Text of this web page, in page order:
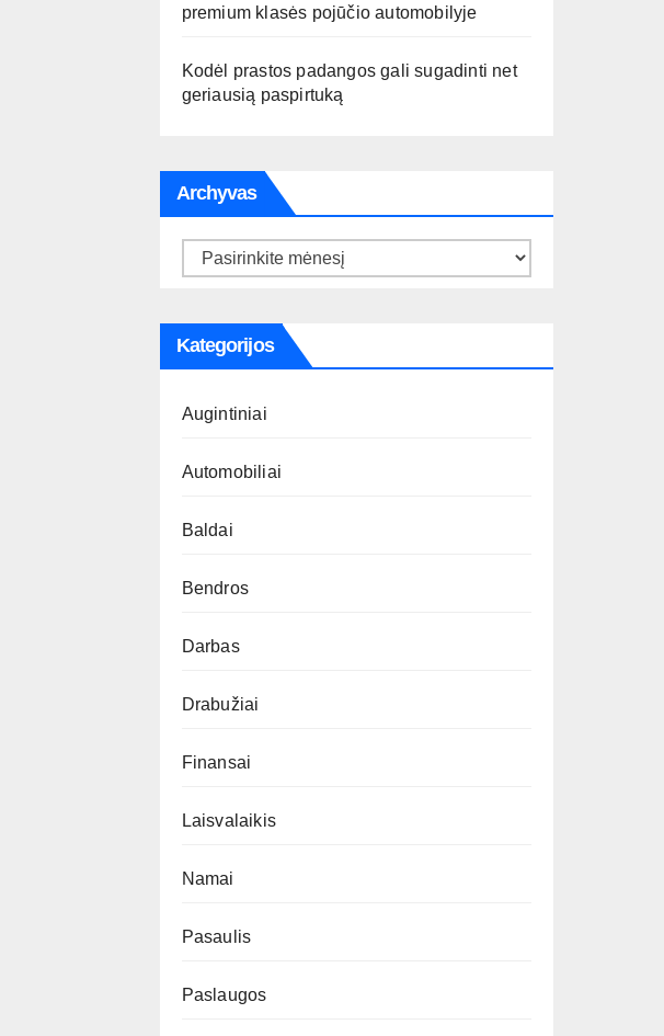
premium klasės pojūčio automobilyje
Kodėl prastos padangos gali sugadinti net
geriausią paspirtuką
Archyvas
Archyvas
Kategorijos
Augintiniai
Automobiliai
Baldai
Bendros
Darbas
Drabužiai
Finansai
Laisvalaikis
Namai
Pasaulis
Paslaugos